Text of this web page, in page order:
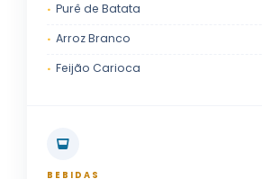
Purê de Batata
Arroz Branco
Feijão Carioca
BEBIDAS